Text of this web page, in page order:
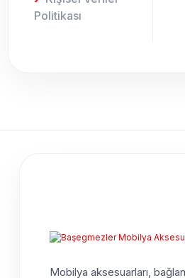
Politikası
Mobilya aksesuarları,